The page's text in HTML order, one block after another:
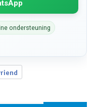
ondersteuning